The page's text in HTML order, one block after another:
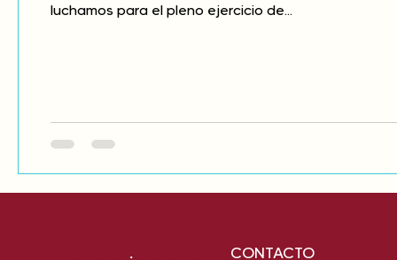
luchamos para el pleno ejercicio de...
CONTACTO